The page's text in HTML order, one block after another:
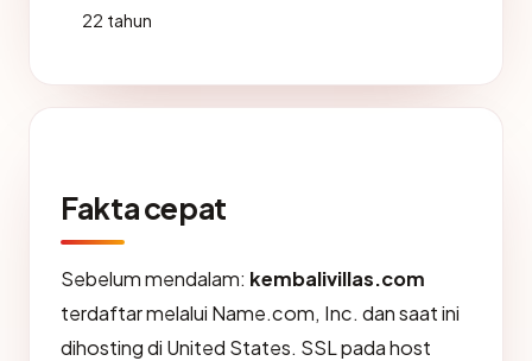
22 tahun
Fakta cepat
Sebelum mendalam: kembalivillas.com
terdaftar melalui Name.com, Inc. dan saat ini
dihosting di United States. SSL pada host